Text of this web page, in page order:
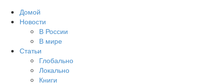
Домой
Новости
В России
В мире
Статьи
Глобально
Локально
Книги